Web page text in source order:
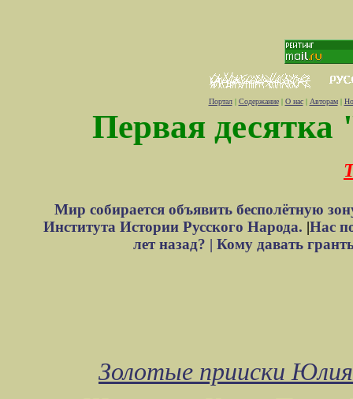
Портал| Содержание| О нас| Авторам|
Первая десятка
Мир собирается объявить бесполётную
Института Истории Русского Народа. |Нас
лет назад? | Кому давать
Золотые прииски